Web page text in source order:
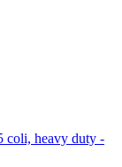
coli, heavy duty -